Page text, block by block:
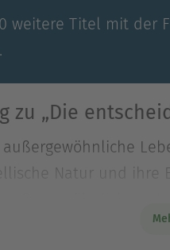
weitere Titel mit der
zu „Die
Natur und
Natur und ihre